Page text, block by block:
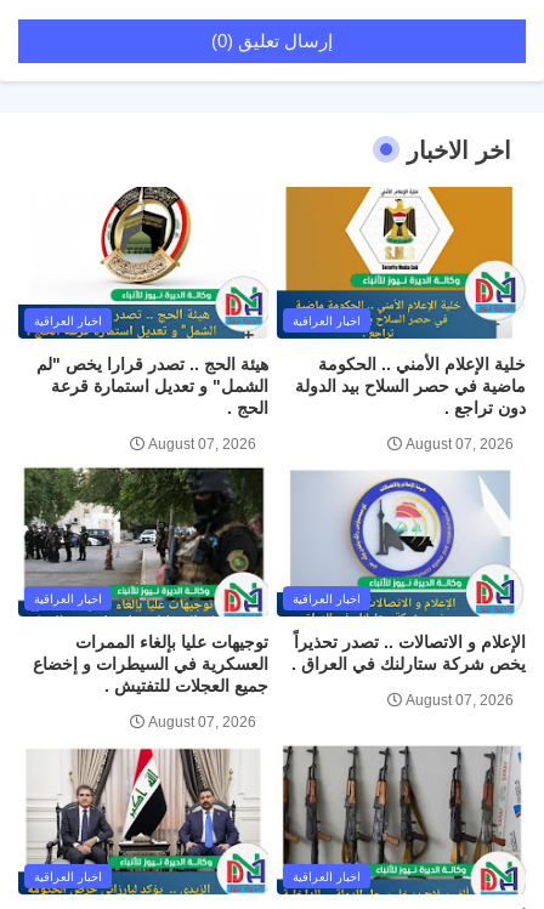
إرسال تعليق (0)
اخر الاخبار
اخبار العراقية
خلية الإعلام الأمني .. الحكومة
ماضية في حصر السلاح بيد الدولة
دون تراجع .
August 07, 2026
اخبار العراقية
هيئة الحج .. تصدر قرارا يخص "لم
الشمل" و تعديل استمارة قرعة
الحج .
August 07, 2026
اخبار العراقية
الإعلام و الاتصالات .. تصدر تحذيراً
يخص شركة ستارلنك في العراق .
August 07, 2026
اخبار العراقية
توجيهات عليا بإلغاء الممرات
العسكرية في السيطرات و إخضاع
جميع العجلات للتفتيش .
August 07, 2026
اخبار العراقية اخبار العراقية